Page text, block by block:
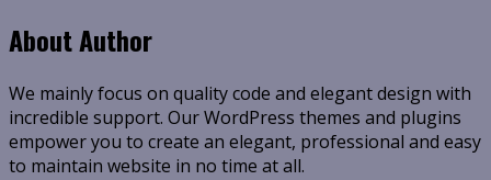
About Author
We mainly focus on quality code and elegant design with
incredible support. Our WordPress themes and plugins
empower you to create an elegant, professional and easy
to maintain website in no time at all.